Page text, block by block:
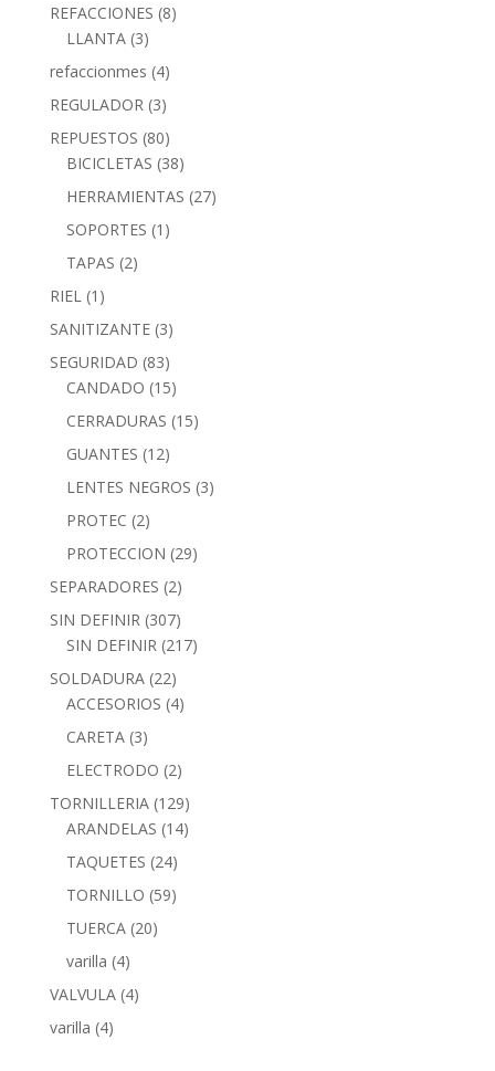
REFACCIONES (8)
LLANTA (3)
refaccionmes (4)
REGULADOR (3)
REPUESTOS (80)
BICICLETAS (38)
HERRAMIENTAS (27)
SOPORTES (1)
TAPAS (2)
RIEL (1)
SANITIZANTE (3)
SEGURIDAD (83)
CANDADO (15)
CERRADURAS (15)
GUANTES (12)
LENTES NEGROS (3)
PROTEC (2)
PROTECCION (29)
SEPARADORES (2)
SIN DEFINIR (307)
SIN DEFINIR (217)
SOLDADURA (22)
ACCESORIOS (4)
CARETA (3)
ELECTRODO (2)
TORNILLERIA (129)
ARANDELAS (14)
TAQUETES (24)
TORNILLO (59)
TUERCA (20)
varilla (4)
VALVULA (4)
varilla (4)